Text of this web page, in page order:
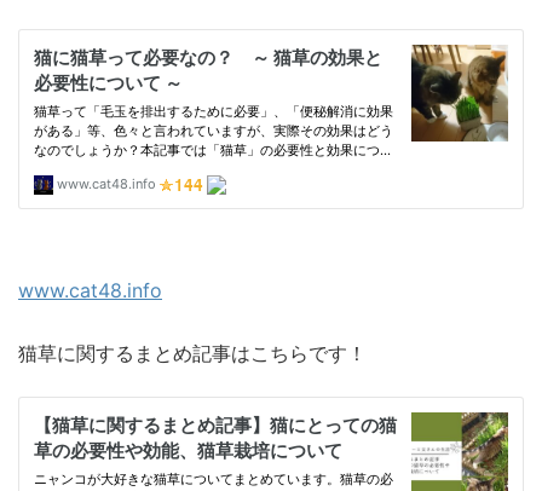
www.cat48.info
猫草に関するまとめ記事はこちらです！